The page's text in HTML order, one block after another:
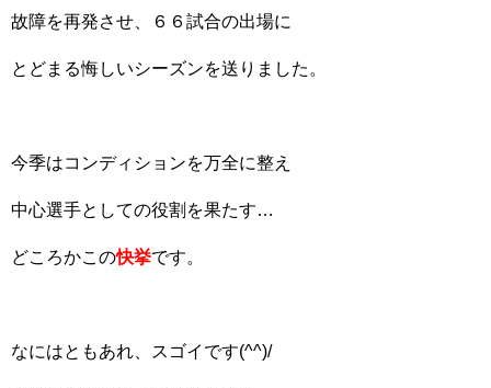
故障を再発させ、６６試合の出場に
とどまる悔しいシーズンを送りました。
今季はコンディションを万全に整え
中心選手としての役割を果たす…
どころかこの快挙です。
なにはともあれ、スゴイです(^^)/